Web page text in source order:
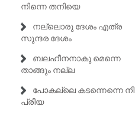
നിന്നെ തനിയെ
നല്ലൊരു ദേശം എത്ര
സുന്ദര ദേശം
ബലഹീനനാകു മെന്നെ
താങ്ങും നല്ല
പോകല്ലെ കടന്നെന്നെ നീ
പ്രീയ